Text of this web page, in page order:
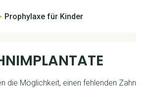
Prophylaxe für Kinder
die Möglichkeit, einen fehlenden Zahn